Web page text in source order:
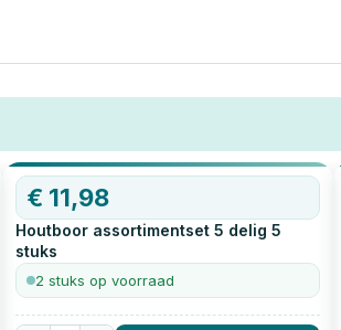
€ 11,98
Houtboor assortimentset 5 delig 5
stuks
2 stuks op voorraad